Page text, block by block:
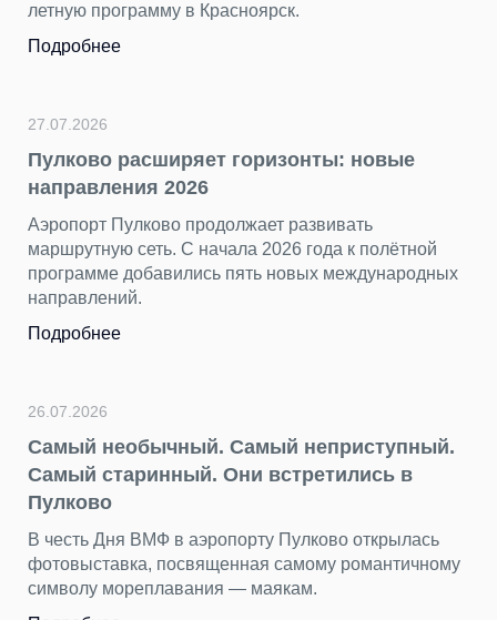
летную программу в Красноярск.
Подробнее
27.07.2026
Пулково расширяет горизонты: новые
направления 2026
Аэропорт Пулково продолжает развивать
маршрутную сеть. С начала 2026 года к полётной
программе добавились пять новых международных
направлений.
Подробнее
26.07.2026
Самый необычный. Самый неприступный.
Самый старинный. Они встретились в
Пулково
В честь Дня ВМФ в аэропорту Пулково открылась
фотовыставка, посвященная самому романтичному
символу мореплавания — маякам.